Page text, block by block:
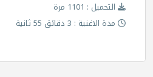
التحميل : 1101 مرة
مدة الاغنية : 3 دقائق 55 ثانية